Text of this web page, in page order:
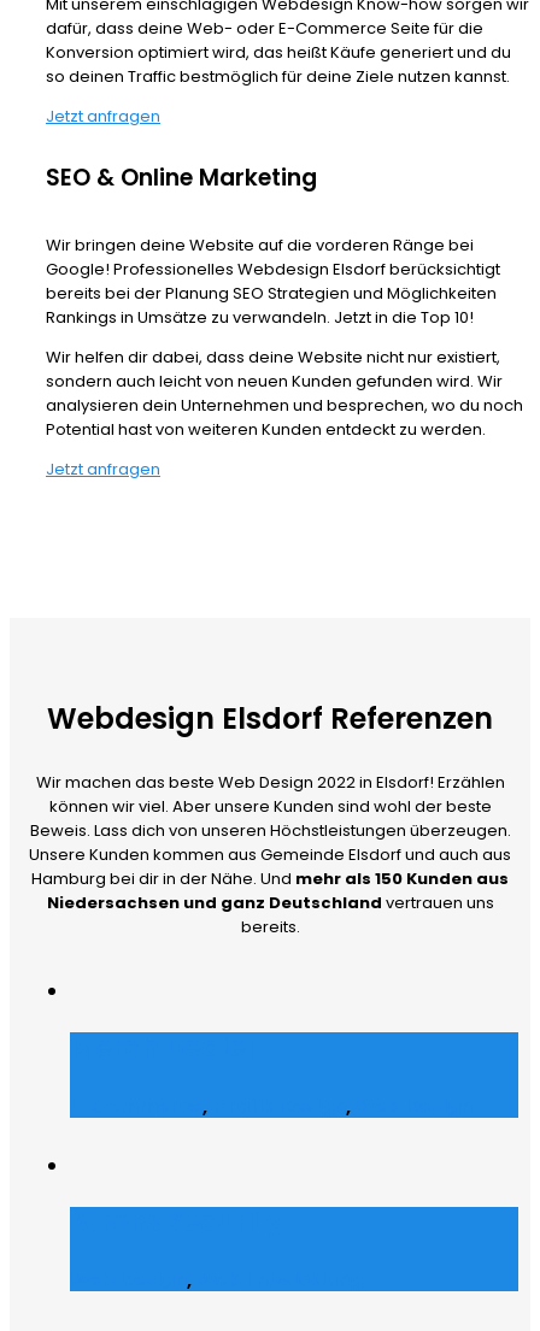
dafür, dass deine Web- oder E-Commerce Seite für die
Konversion optimiert wird, das heißt Käufe generiert und du
so deinen Traffic bestmöglich für deine Ziele nutzen kannst.
Jetzt anfragen
SEO & Online Marketing
Wir bringen deine Website auf die vorderen Ränge bei
Google! Professionelles Webdesign Elsdorf berücksichtigt
bereits bei der Planung SEO Strategien und Möglichkeiten
Rankings in Umsätze zu verwandeln. Jetzt in die Top 10!
Wir helfen dir dabei, dass deine Website nicht nur existiert,
sondern auch leicht von neuen Kunden gefunden wird. Wir
analysieren dein Unternehmen und besprechen, wo du noch
Potential hast von weiteren Kunden entdeckt zu werden.
Jetzt anfragen
Webdesign Elsdorf Referenzen
Wir machen das beste Web Design 2022 in Elsdorf! Erzählen
können wir viel. Aber unsere Kunden sind wohl der beste
Beweis. Lass dich von unseren Höchstleistungen überzeugen.
Unsere Kunden kommen aus Gemeinde Elsdorf und auch aus
Hamburg bei dir in der Nähe. Und mehr als 150 Kunden aus
Niedersachsen und ganz Deutschland vertrauen uns
bereits.
, ,
,